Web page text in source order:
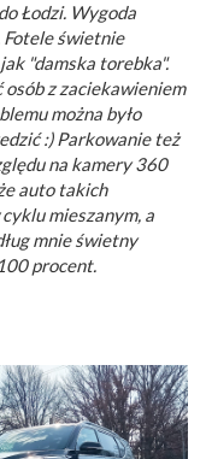
Łodzi. Wygoda
świetnie
"damska torebka".
osób z zaciekawieniem
można było
:) Parkowanie też
na kamery 360
auto takich
mieszanym, a
mnie świetny
procent.